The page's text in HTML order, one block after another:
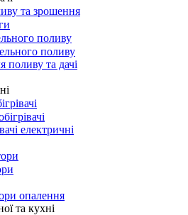
та зрошення
поливу
поливу
поливу та дачі
електричні
опалення
та кухні